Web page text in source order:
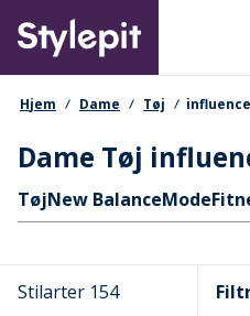
main
content
Primary
navigationssti
Hjem Dame Tøj
Dame Tøj
Hurtige links
TøjNew BalanceMode
Stilarter 154